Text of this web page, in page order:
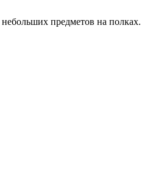
предметов на полках.